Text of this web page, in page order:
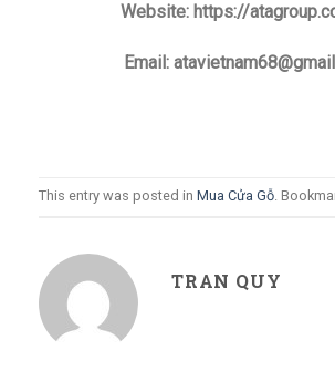
Website: https://
Email:
This entry was posted in Mua Cửa Gỗ .
TRAN QUY